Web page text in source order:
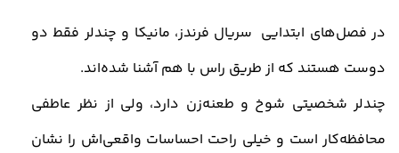
در فصل‌های ابتدایی سریال فرندز، مانیکا و چندلر فقط دو
دوست هستند که از طریق راس با هم آشنا شده‌اند.
چندلر شخصیتی شوخ و طعنه‌زن دارد، ولی از نظر عاطفی
محافظه‌کار است و خیلی راحت احساسات واقعی‌اش را نشان